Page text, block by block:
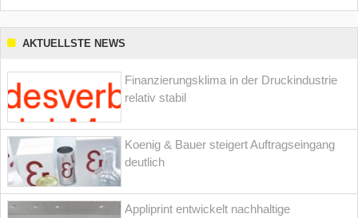
AKTUELLSTE NEWS
Finanzierungsklima in der Druckindustrie
relativ stabil
Koenig & Bauer steigert Auftragseingang
deutlich
Appliprint entwickelt nachhaltige